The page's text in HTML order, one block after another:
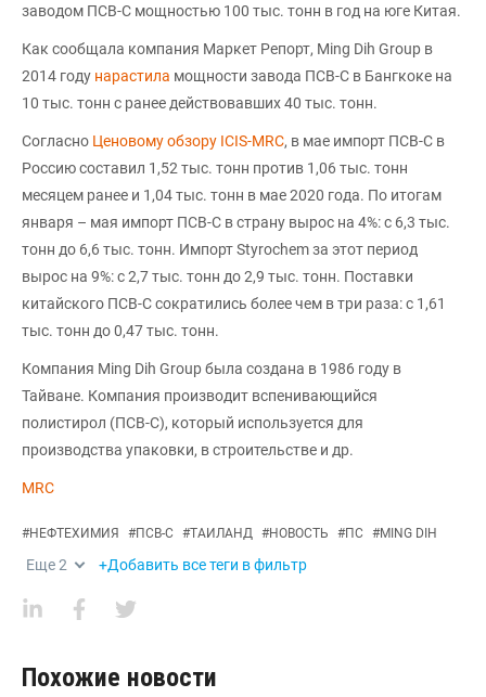
заводом ПСВ-С мощностью 100 тыс. тонн в год на юге Китая.
Как сообщала компания Маркет Репорт, Ming Dih Group в
2014 году нарастила мощности завода ПСВ-С в Бангкоке на
10 тыс. тонн с ранее действовавших 40 тыс. тонн.
Согласно Ценовому обзору ICIS-MRC, в мае импорт ПСВ-С в
Россию составил 1,52 тыс. тонн против 1,06 тыс. тонн
месяцем ранее и 1,04 тыс. тонн в мае 2020 года. По итогам
января – мая импорт ПСВ-С в страну вырос на 4%: с 6,3 тыс.
тонн до 6,6 тыс. тонн. Импорт Styrochem за этот период
вырос на 9%: с 2,7 тыс. тонн до 2,9 тыс. тонн. Поставки
китайского ПСВ-С сократились более чем в три раза: с 1,61
тыс. тонн до 0,47 тыс. тонн.
Компания Ming Dih Group была создана в 1986 году в
Тайване. Компания производит вспенивающийся
полистирол (ПСВ-С), который используется для
производства упаковки, в строительстве и др.
MRC
#НЕФТЕХИМИЯ #ПСВ-С #ТАИЛАНД #НОВОСТЬ #ПС #MING DIH
Еще2 +Добавить все теги в фильтр
Похожие новости